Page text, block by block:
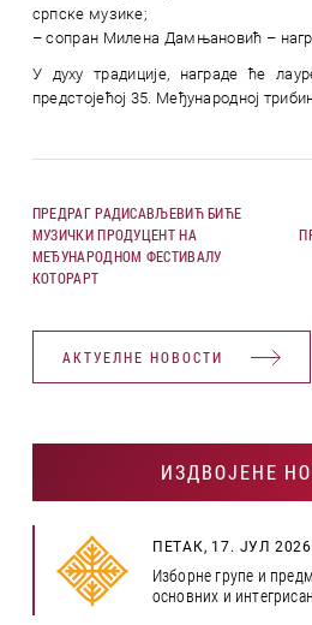
српске музике;
– сопран Милена Дамњановић –
У духу традиције, награде ће
предстојећој 35. Међународној
ПРЕДРАГ РАДИСАВЉЕВИЋ БИЋЕ
МУЗИЧКИ ПРОДУЦЕНТ НА
МЕЂУНАРОДНОМ ФЕСТИВАЛУ
КОТОРАРТ
АКТУЕЛНЕ НОВОСТИ
ИЗДВОЈЕНЕ
ПЕТАК, 17. ЈУЛ
Изборне групе и
основних и